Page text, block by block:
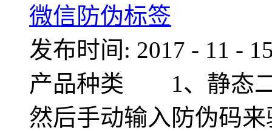
微信防伪标签
发布时间: 2017 - 11 -
产品种类 1、静态二
然后手动输入防伪码